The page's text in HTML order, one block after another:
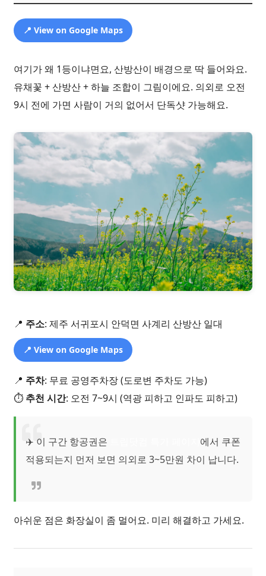
📍 View on Google Maps
여기가 왜 1등이냐면요, 산방산이 배경으로 딱 들어와요.
유채꽃 + 산방산 + 하늘 조합이 그림이에요. 의외로 오전
9시 전에 가면 사람이 거의 없어서 단독샷 가능해요.
📍 주소: 제주 서귀포시 안덕면 사계리 산방산 일대
📍 View on Google Maps
📍 주차: 무료 공영주차장 (도로변 주차도 가능)
⏱️ 추천 시간: 오전 7~9시 (역광 피하고 인파도 피하고)
✈️ 이 구간 항공권은
에서 쿠폰
적용되는지 먼저 보면 의외로 3~5만원 차이 납니다.
아쉬운 점은 화장실이 좀 멀어요. 미리 해결하고 가세요.